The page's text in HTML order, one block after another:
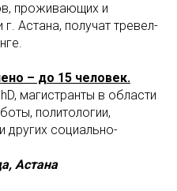
проживающих и
Астана, получат тревел-
– до 15 человек.
магистранты в области
политологии,
других социально-
Астана